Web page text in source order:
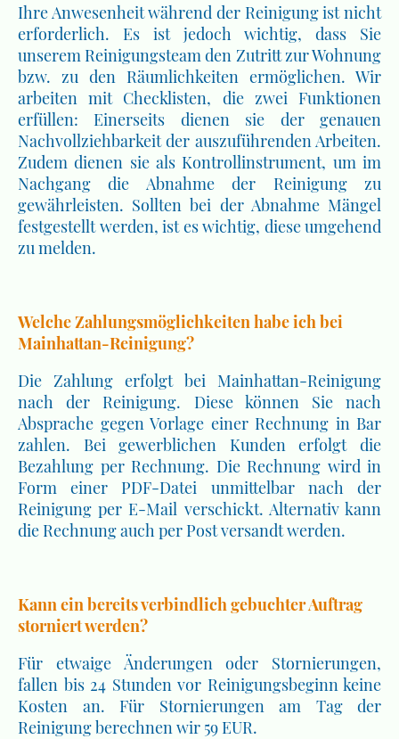
Ihre Anwesenheit während der Reinigung ist nicht
erforderlich. Es ist jedoch wichtig, dass Sie
unserem Reinigungsteam den Zutritt zur Wohnung
bzw. zu den Räumlichkeiten ermöglichen. Wir
arbeiten mit Checklisten, die zwei Funktionen
erfüllen: Einerseits dienen sie der genauen
Nachvollziehbarkeit der auszuführenden Arbeiten.
Zudem dienen sie als Kontrollinstrument, um im
Nachgang die Abnahme der Reinigung zu
gewährleisten. Sollten bei der Abnahme Mängel
festgestellt werden, ist es wichtig, diese umgehend
zu melden.
Welche Zahlungsmöglichkeiten habe ich bei
Mainhattan-Reinigung?
Die Zahlung erfolgt bei Mainhattan-Reinigung
nach der Reinigung. Diese können Sie nach
Absprache gegen Vorlage einer Rechnung in Bar
zahlen. Bei gewerblichen Kunden erfolgt die
Bezahlung per Rechnung. Die Rechnung wird in
Form einer PDF-Datei unmittelbar nach der
Reinigung per E-Mail verschickt. Alternativ kann
die Rechnung auch per Post versandt werden.
Kann ein bereits verbindlich gebuchter Auftrag
storniert werden?
Für etwaige Änderungen oder Stornierungen,
fallen bis 24 Stunden vor Reinigungsbeginn keine
Kosten an. Für Stornierungen am Tag der
Reinigung berechnen wir 59 EUR.